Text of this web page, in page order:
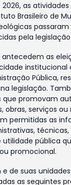
2026, as
Brasileiro de
passaram
pela
antecedem as
institucional
Pública,
legislação.
promovam
obras, serviços ou
permitidas as
técnicas,
pública
promocional.
de suas
as seguintes